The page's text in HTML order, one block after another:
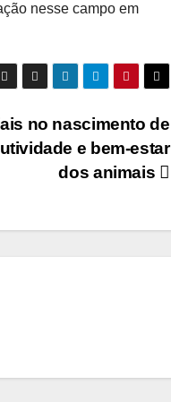
nesse campo em
no nascimento de
e bem-estar
dos animais